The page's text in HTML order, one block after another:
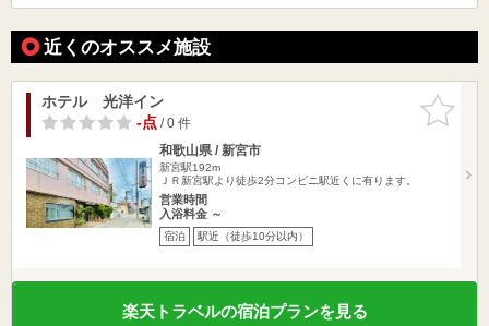
近くのオススメ施設
お気に入
りに追加
ホテル 光洋イン
-点/ 0 件
和歌山県 / 新宮市
新宮駅192m
ＪＲ新宮駅より徒歩2分コンビニ駅近くに有ります。
営業時間
入浴料金 ～
宿泊 駅近（徒歩10分以内）
楽天トラベルの宿泊プランを見る